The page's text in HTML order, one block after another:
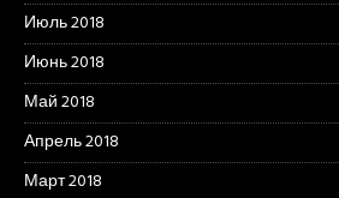
Июль 2018
Июнь 2018
Май 2018
Апрель 2018
Март 2018